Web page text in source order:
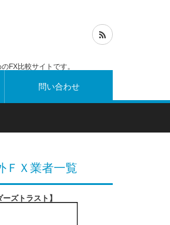
FX比較サイトです。
問い合わせ
Ｘ業者一覧
ーズトラスト 】